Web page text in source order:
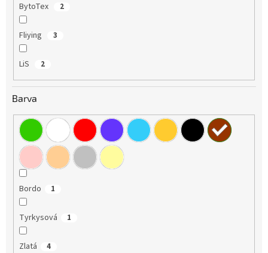
BytoTex 2
Fliying 3
LiS 2
Barva
Bordo 1
Tyrkysová 1
Zlatá 4